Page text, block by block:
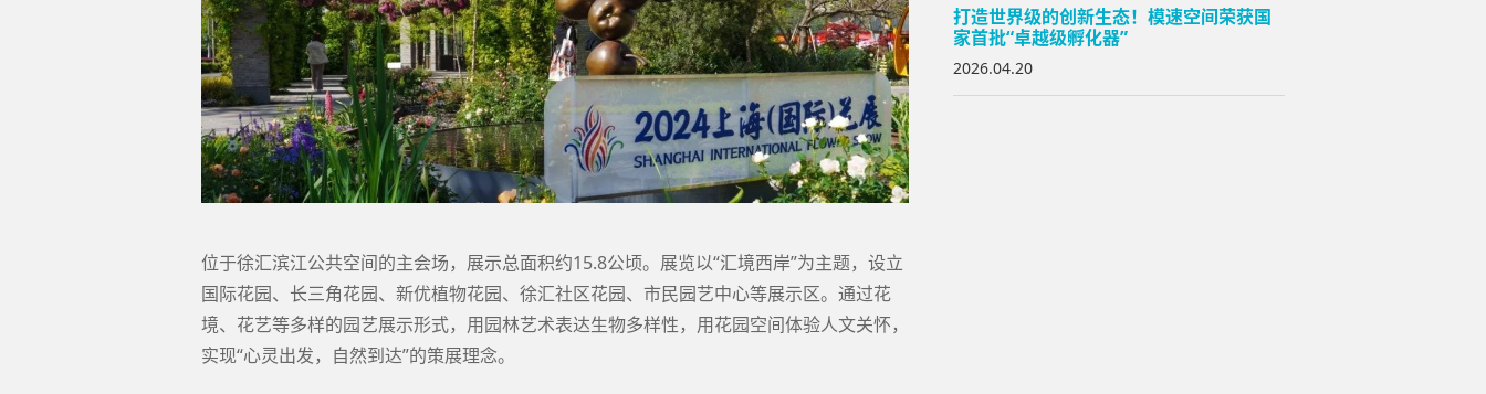
位于徐汇滨江公共空间的主会场，展示总面积约15.8公顷。展览以“汇境西岸”为主题，设立
国际花园、长三角花园、新优植物花园、徐汇社区花园、市民园艺中心等展示区。通过花
境、花艺等多样的园艺展示形式，用园林艺术表达生物多样性，用花园空间体验人文关怀，
实现“心灵出发，自然到达”的策展理念。
打造世界级的创新生态！模速空间荣获国
家首批“卓越级孵化器”
2026.04.20